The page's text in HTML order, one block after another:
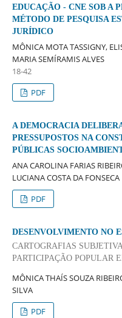
EDUCAÇÃO - CNE SOB A
MÉTODO DE PESQUISA
JURÍDICO
MÔNICA MOTA TASSIGNY,
MARIA SEMÍRAMIS ALVES
18-42
PDF
A DEMOCRACIA
PRESSUPOSTOS NA
PÚBLICAS
ANA CAROLINA FARIAS
LUCIANA COSTA DA FONSECA
PDF
DESENVOLVIMENTO NO
CARTOGRAFIAS
PARTICIPAÇÃO POPULAR
MÔNICA THAÍS SOUZA
SILVA
PDF